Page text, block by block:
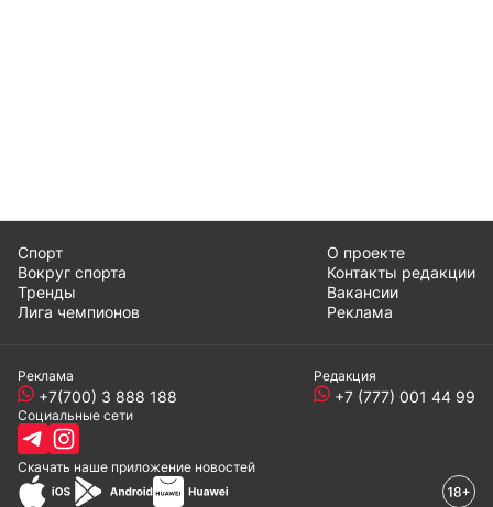
Спорт
Вокруг спорта
Тренды
Лига чемпионов
О проекте
Контакты редакции
Вакансии
Реклама
Реклама
+7(700) 3 888 188
Редакция
+7 (777) 001 44 99
Социальные сети
Скачать наше приложение новостей